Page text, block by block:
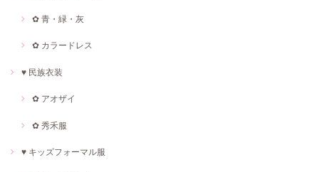
✿ 青・緑・灰
✿ カラードレス
♥ 民族衣装
✿ アオザイ
✿ 秀禾服
♥ キッズフォーマル服